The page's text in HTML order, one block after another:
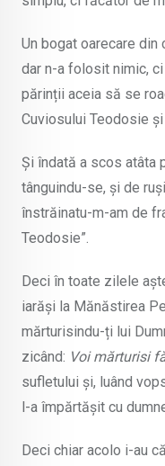
Un bogat oarecare
dar n-a folosit nimic,
părinții aceia să se
Cuviosului Teodosie
Și îndată a scos atâta
tânguindu-se, și de
înstrăinatu-m-am de
Teodosie”.
Deci în toate zilele
iarăși la Mănăstirea
mărturisindu-ți lui
zicând: Voi mărturisi
sufletului și, luând
l-a împărtășit cu
Deci chiar acolo i-au